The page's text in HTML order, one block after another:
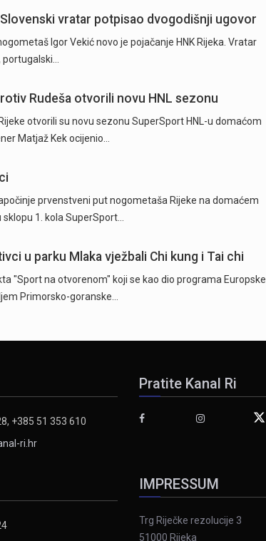
Slovenski vratar potpisao dvogodišnji ugovor
Igor Vekić novo je pojačanje HNK Rijeka. Vratar
Rudeša otvorili novu HNL sezonu
otvorili su novu sezonu SuperSport HNL-u domaćom
Matjaž Kek ocijenio…
prvenstveni put nogometaša Rijeke na domaćem
1. kola SuperSport…
u parku Mlaka vježbali Chi kung i Tai chi
"Sport na otvorenom" koji se kao dio programa Europske
Primorsko-goranske…
+385 51 353 610
ri.hr
Pratite Kanal Ri
IMPRESSUM
Trg Riječke rezolucije 3
51000 Rijeka